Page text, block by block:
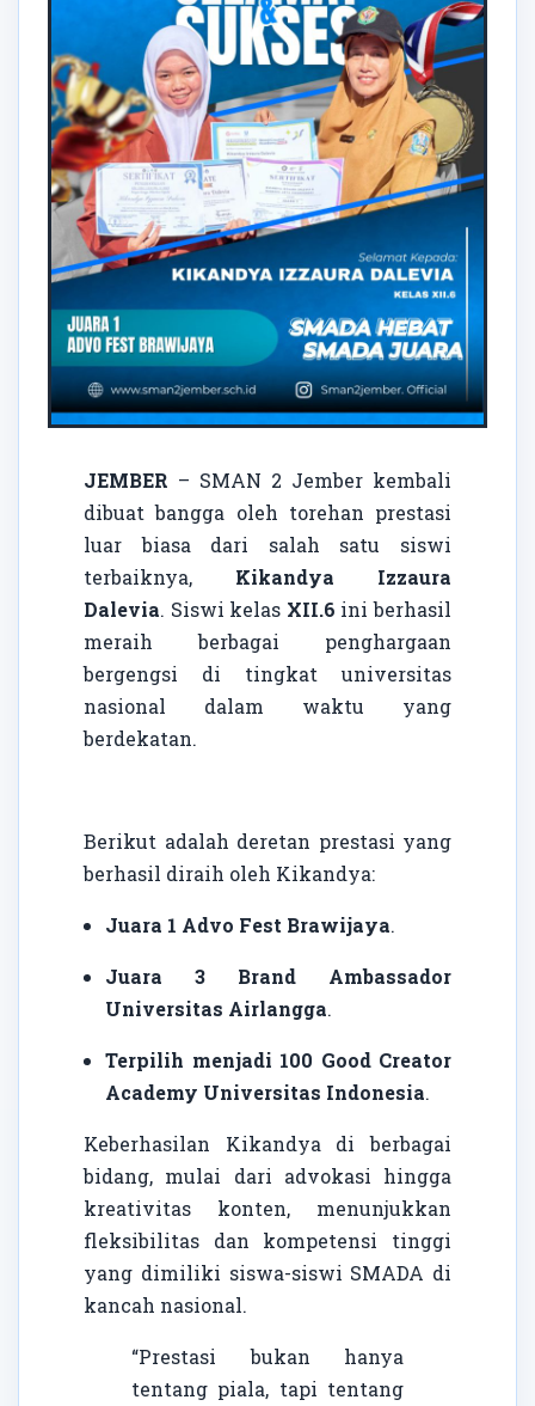
JEMBER – SMAN 2 Jember kembali
dibuat bangga oleh torehan prestasi
luar biasa dari salah satu siswi
terbaiknya, Kikandya Izzaura
Dalevia. Siswi kelas XII.6 ini berhasil
meraih berbagai penghargaan
bergengsi di tingkat universitas
nasional dalam waktu yang
berdekatan.
Berikut adalah deretan prestasi yang
berhasil diraih oleh Kikandya:
Juara 1 Advo Fest Brawijaya.
Juara 3 Brand Ambassador
Universitas Airlangga.
Terpilih menjadi 100 Good Creator
Academy Universitas Indonesia.
Keberhasilan Kikandya di berbagai
bidang, mulai dari advokasi hingga
kreativitas konten, menunjukkan
fleksibilitas dan kompetensi tinggi
yang dimiliki siswa-siswi SMADA di
kancah nasional.
“Prestasi bukan hanya
tentang piala, tapi tentang